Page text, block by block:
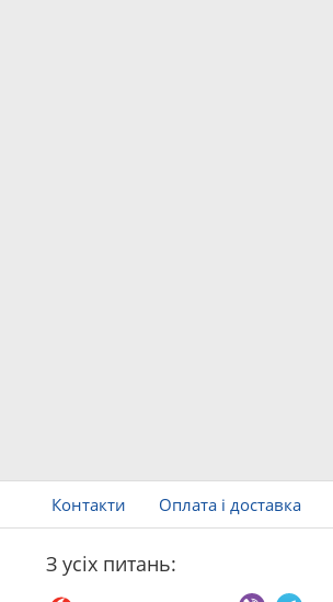
Контакти Оплата і доставка
З усіх питань: